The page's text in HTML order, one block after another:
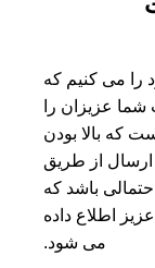
را می کنیم که
شما عزیزان را
که بالا بودن
از طریق
باشد که
اطلاع داده
می شود.